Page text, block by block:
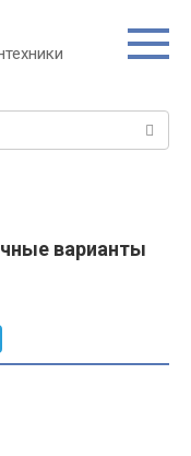
варианты